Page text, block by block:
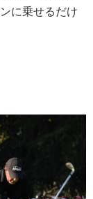
に乗せるだけ